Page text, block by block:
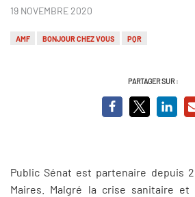
19 NOVEMBRE 2020
AMF BONJOUR CHEZ VOUS PQR
PARTAGER SUR :
Public Sénat est partenaire depuis
Maires. Malgré la crise sanitaire et